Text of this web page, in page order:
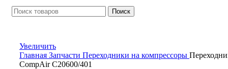
Поиск
Увеличить
Главная Запчасти Переходники на компрессоры
CompAir C20600/401